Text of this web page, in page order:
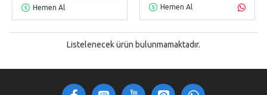
Hemen Al Hemen Al
Listelenecek ürün bulunmamaktadır.